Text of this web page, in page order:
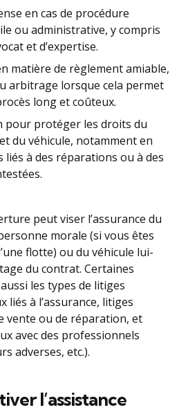
en cas de procédure
ou administrative, y compris
et d’expertise.
matière de règlement amiable,
arbitrage lorsque cela permet
long et coûteux.
pour protéger les droits du
du véhicule, notamment en
liés à des réparations ou à des
peut viser l’assurance du
morale (si vous êtes
flotte) ou du véhicule lui-
du contrat. Certaines
les types de litiges
liés à l’assurance, litiges
vente ou de réparation, et
avec des professionnels
adverses, etc.).
l’assistance